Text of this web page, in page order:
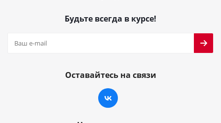
Будьте всегда в курсе!
Оставайтесь на связи